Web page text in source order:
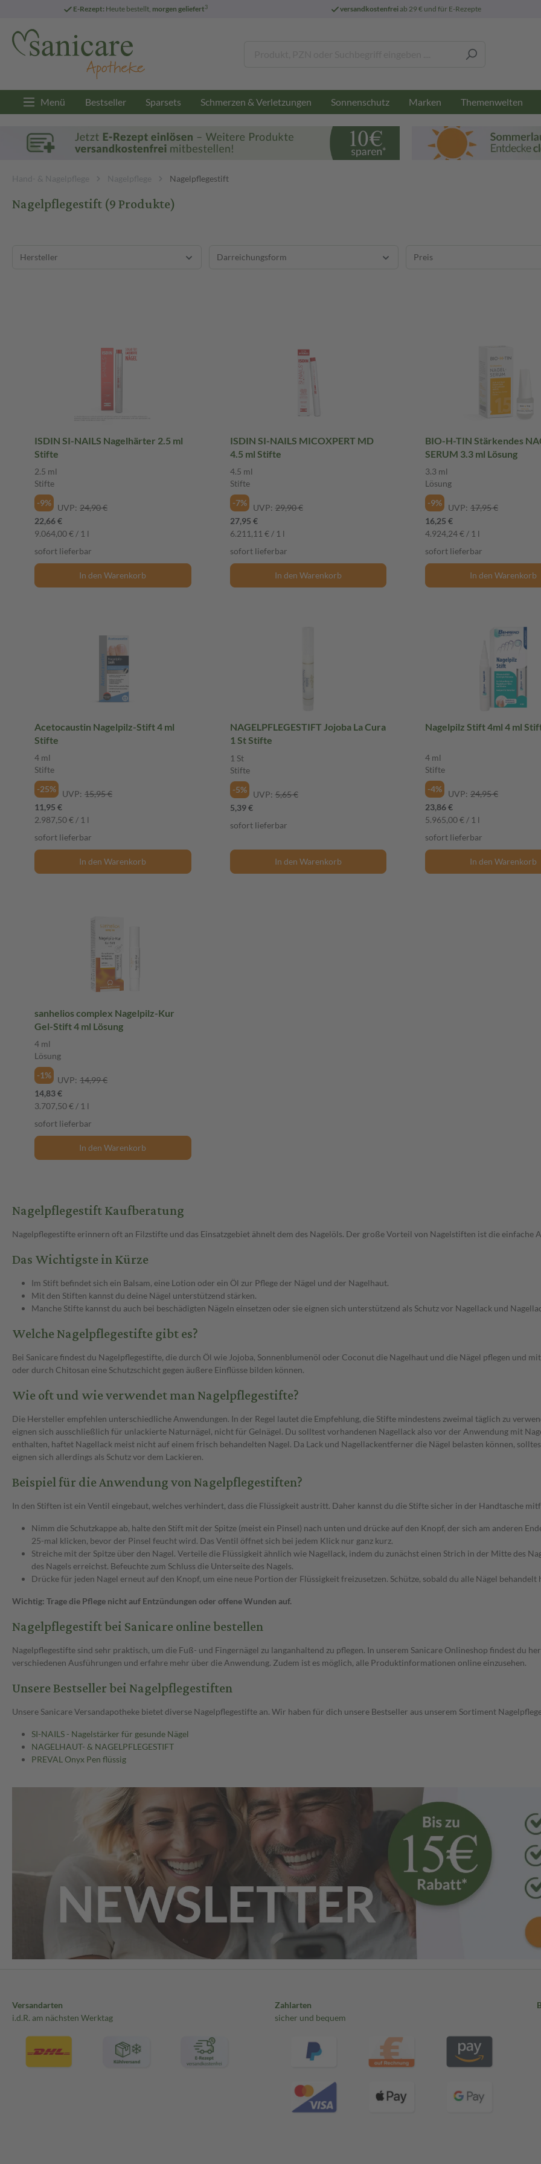
E-Rezept: Heute bestellt, morgen geliefert3 versandkostenfreiab 29 € und für E-Rezepte
Menü Bestseller Sparsets Schmerzen & Verletzungen Sonnenschutz Marken Themenwelten
Hand- & Nagelpflege Nagelpflege Nagelpflegestift
Nagelpflegestift(9 Produkte)
Nagelpflegestift Kaufberatung
Nagelpflegestifte erinnern oft an Filzstifte und das Einsatzgebiet ähnelt dem des Nagelöls. Der große Vorteil von Nagelstiften ist die einfache
Das Wichtigste in Kürze
Im Stift befindet sich ein Balsam, eine Lotion oder ein Öl zur Pflege der Nägel und der Nagelhaut.
Mit den Stiften kannst du deine Nägel unterstützend stärken.
Manche Stifte kannst du auch bei beschädigten Nägeln einsetzen oder sie eignen sich unterstützend als Schutz vor Nagellack und
Welche Nagelpflegestifte gibt es?
Bei Sanicare findest du Nagelpflegestifte, die durch Öl wie Jojoba, Sonnenblumenöl oder Coconut die Nagelhaut und die Nägel pflegen und
oder durch Chitosan eine Schutzschicht gegen äußere Einflüsse bilden können.
Wie oft und wie verwendet man Nagelpflegestifte?
Die Hersteller empfehlen unterschiedliche Anwendungen. In der Regel lautet die Empfehlung, die Stifte mindestens zweimal täglich zu
eignen sich ausschließlich für unlackierte Naturnägel, nicht für Gelnägel. Du solltest vorhandenen Nagellack also vor der Anwendung mit
enthalten, haftet Nagellack meist nicht auf einem frisch behandelten Nagel. Da Lack und Nagellackentferner die Nägel belasten können,
eignen sich allerdings als Schutz vor dem Lackieren.
Beispiel für die Anwendung von Nagelpflegestiften?
In den Stiften ist ein Ventil eingebaut, welches verhindert, dass die Flüssigkeit austritt. Daher kannst du die Stifte sicher in der Handtasche
Nimm die Schutzkappe ab, halte den Stift mit der Spitze (meist ein Pinsel) nach unten und drücke auf den Knopf, der sich am anderen
25-mal klicken, bevor der Pinsel feucht wird. Das Ventil öffnet sich bei jedem Klick nur ganz kurz.
Streiche mit der Spitze über den Nagel. Verteile die Flüssigkeit ähnlich wie Nagellack, indem du zunächst einen Strich in der Mitte des
des Nagels erreichst. Befeuchte zum Schluss die Unterseite des Nagels.
Drücke für jeden Nagel erneut auf den Knopf, um eine neue Portion der Flüssigkeit freizusetzen. Schütze, sobald du alle Nägel
Wichtig: Trage die Pflege nicht auf Entzündungen oder offene Wunden auf.
Nagelpflegestift bei Sanicare online bestellen
Nagelpflegestifte sind sehr praktisch, um die Fuß- und Fingernägel zu langanhaltend zu pflegen. In unserem Sanicare Onlineshop findest du
verschiedenen Ausführungen und erfahre mehr über die Anwendung. Zudem ist es möglich, alle Produktinformationen online einzusehen.
Unsere Bestseller bei Nagelpflegestiften
Unsere Sanicare Versandapotheke bietet diverse Nagelpflegestifte an. Wir haben für dich unsere Bestseller aus unserem Sortiment
SI-NAILS - Nagelstärker für gesunde Nägel
NAGELHAUT- & NAGELPFLEGESTIFT
PREVAL Onyx Pen flüssig
Hersteller Darreichungsform Preis
ISDIN SI-NAILS Nagelhärter 2.5 ml
Stifte
2.5 ml
Stifte
-9%
UVP: 24,90 €
22,66 €
9.064,00 € / 1 l
sofort lieferbar
In den Warenkorb
ISDIN SI-NAILS MICOXPERT MD
4.5 ml Stifte
4.5 ml
Stifte
-7%
UVP: 29,90 €
27,95 €
6.211,11 € / 1 l
sofort lieferbar
In den Warenkorb
BIO-H-TIN Stärkendes
SERUM 3.3 ml Lösung
3.3 ml
Lösung
-9%
UVP: 17,95 €
16,25 €
4.924,24 € / 1 l
sofort lieferbar
In den Warenkorb
Acetocaustin Nagelpilz-Stift 4 ml
Stifte
4 ml
Stifte
-25%
UVP: 15,95 €
11,95 €
2.987,50 € / 1 l
sofort lieferbar
In den Warenkorb
NAGELPFLEGESTIFT Jojoba La Cura
1 St Stifte
1 St
Stifte
-5%
UVP: 5,65 €
5,39 €
sofort lieferbar
In den Warenkorb
Nagelpilz Stift 4ml 4 ml
4 ml
Stifte
-4%
UVP: 24,95 €
23,86 €
5.965,00 € / 1 l
sofort lieferbar
In den Warenkorb
sanhelios complex Nagelpilz-Kur
Gel-Stift 4 ml Lösung
4 ml
Lösung
-1%
UVP: 14,99 €
14,83 €
3.707,50 € / 1 l
sofort lieferbar
In den Warenkorb
Versandarten
i.d.R. am nächsten Werktag
Zahlarten
sicher und bequem